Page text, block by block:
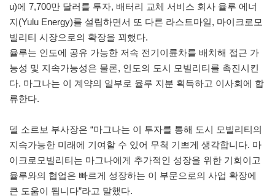
u)에 7,700만 달러를 투자, 배터리 교체 서비스 회사 율루 에너
지(Yulu Energy)를 설립하면서 또 다른 라스트마일, 마이크로모
빌리티 시장으로의 확장을 꾀했다.
율루는 인도에 공유 가능한 저속 전기이륜차를 배치해 접근 가
능성 및 지속가능성은 물론, 인도의 도시 모빌리티를 촉진시킨
다. 마그나는 이 계약의 일부로 율루 지분 획득하고 이사회에 합
류한다.
델 소르보 부사장은 “마그나는 이 투자를 통해 도시 모빌리티의
지속가능한 미래에 기여할 수 있어 무척 기쁘게 생각합니다. 마
이크로모빌리티는 마그나에게 추가적인 성장을 위한 기회이고
율루와의 협업은 빠르게 성장하는 이 부문으로의 사업 확장에
큰 도움이 됩니다”라고 말했다.